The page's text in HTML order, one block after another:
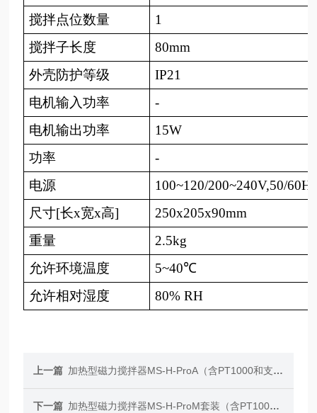
搅拌点位数量
1
搅拌子长度
80mm
外壳防护等级
IP21
电机输入功率
-
电机输出功率
15W
功率
-
电源
100~120/200~240V,50/60Hz
尺寸[长x宽x高]
250x205x90mm
重量
2.5kg
允许环境温度
5~40℃
允许相对湿度
80% RH
上一篇 加热型磁力搅拌器MS-H-ProA（含PT1000和支架）
下一篇 加热型磁力搅拌器MS-H-ProM套装（含PT1000和支架）